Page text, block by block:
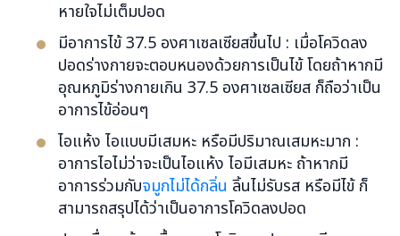
หายใจไม่เต็มปอด
มีอาการไข้ 37.5 องศาเซลเซียสขึ้นไป : เมื่อโควิดลง
ปอดร่างกายจะตอบหนองด้วยการเป็นไข้ โดยถ้าหากมี
อุณหภูมิร่างกายเกิน 37.5 องศาเซลเซียส ก็ถือว่าเป็น
อาการไข้อ่อนๆ
ไอแห้ง ไอแบบมีเสมหะ หรือมีปริมาณเสมหะมาก :
อาการไอไม่ว่าจะเป็นไอแห้ง ไอมีเสมหะ ถ้าหากมี
อาการร่วมกับจมูกไม่ได้กลิ่น ลิ้นไม่รับรส หรือมีไข้ ก็
สามารถสรุปได้ว่าเป็นอาการโควิดลงปอด